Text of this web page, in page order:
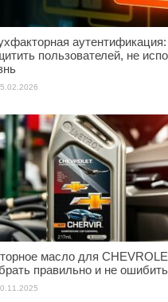
аутентификация:
пользователей, не
масло для
правильно и не